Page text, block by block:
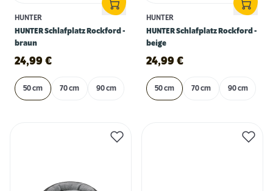
HUNTER
HUNTER Schlafplatz Rockford -
braun
24,99 €
50 cm 70 cm 90 cm
HUNTER
HUNTER Schlafplatz Rockford -
beige
24,99 €
50 cm 70 cm 90 cm